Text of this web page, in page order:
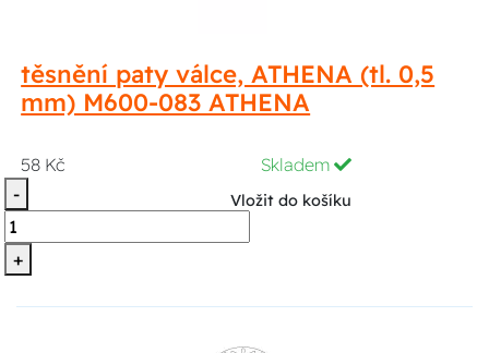
těsnění paty válce, ATHENA (tl. 0,5
mm) M600-083 ATHENA
58 Kč
Skladem
-
+
Vložit do košíku